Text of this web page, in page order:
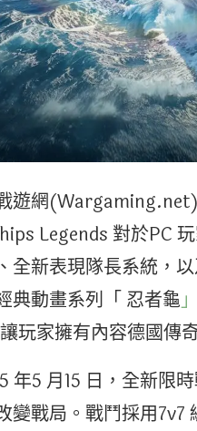
遊網
Legends 對於PC
全新表現隊長系統，
典動畫系列「 忍者龜」
玩家擁有內容德國傳
年5 月15 日，全新限
變戰局。戰鬥採用